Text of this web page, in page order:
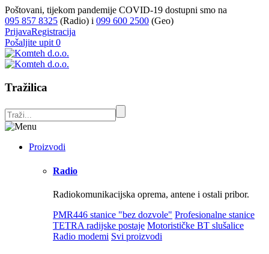
Poštovani, tijekom pandemije COVID-19 dostupni smo na
095 857 8325 (Radio) i 099 600 2500 (Geo)
PrijavaRegistracija
Pošaljite upit 0
Tražilica
Proizvodi
Radio
Radiokomunikacijska oprema, antene i ostali pribor.
PMR446 stanice "bez dozvole" Profesionalne stanice
TETRA radijske postaje Motorističke BT slušalice
Radio modemi Svi proizvodi